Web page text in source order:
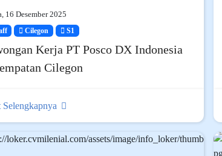
16 Desember 2025
Cilegon S1
Kerja PT Posco DX Indonesia
Cilegon